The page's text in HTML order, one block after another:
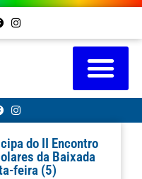
do II Encontro
da Baixada
feira (5)